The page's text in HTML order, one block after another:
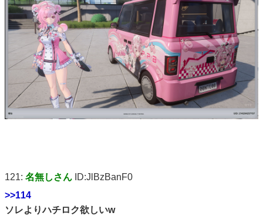
121: 名無しさん ID:JlBzBanF0
>>114
ソレよりハチロク欲しいw